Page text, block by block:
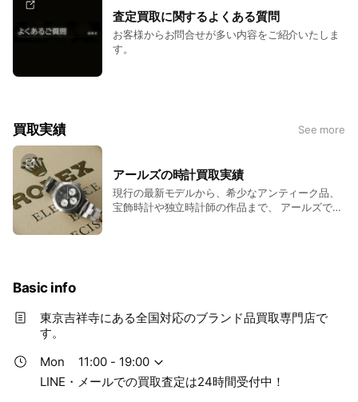
なく、幾らかの利益が見込めたり、今後もお取引できそうだと
判断できれば、自分の裁量で買い取り価格を決定できます。こ
れこそが、当店が顧客様に信頼していただける一番の理由で
ではありませんが、お客様ができるだけご納得頂けますよう、
様々な形で努力いたします。
皆様のお問い合わせ、ご来店を心よりお待ちしております。
吉祥寺アールズ オーナー 五味龍太郎
査定買取に関するよくある質問
お客様からお問合せが多い内容をご紹介いたしま
す。
買取実績 See more
アールズの時計買取実績
現行の最新モデルから、希少なアンティーク品、
宝飾時計や独立時計師の作品まで、 アールズで高
Basic info
東京吉祥寺にある全国対応のブランド品買取専門店で
す。
Mon
11:00 - 19:00
LINE・メールでの買取査定は24時間受付中！